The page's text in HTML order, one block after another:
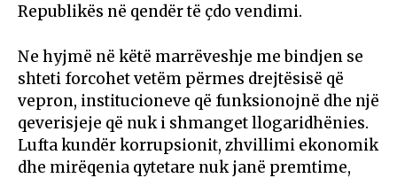
Republikës në qendër të çdo vendimi.
Ne hyjmë në këtë marrëveshje me bindjen se
shteti forcohet vetëm përmes drejtësisë që
vepron, institucioneve që funksionojnë dhe një
qeverisjeje që nuk i shmanget llogaridhënies.
Lufta kundër korrupsionit, zhvillimi ekonomik
dhe mirëqenia qytetare nuk janë premtime,